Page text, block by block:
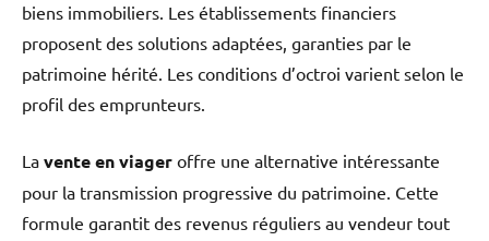
biens immobiliers. Les établissements financiers
proposent des solutions adaptées, garanties par le
patrimoine hérité. Les conditions d’octroi varient selon le
profil des emprunteurs.
La vente en viager offre une alternative intéressante
pour la transmission progressive du patrimoine. Cette
formule garantit des revenus réguliers au vendeur tout